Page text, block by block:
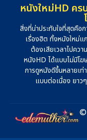
หนังใหม่HD คร
สิ่งที่น่าประทับใจที่สุดคือ
เรื่องฮิต ทั้งหนังใหม่แ
ต้องเสียเวลาไปคว
หนังHD ได้แบบไม่มีโ
การดูหนังดีขึ้นหลายเ
แบบต่อเนื่อง ยาว
©